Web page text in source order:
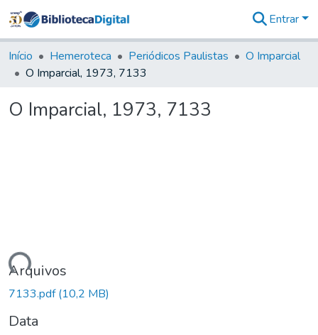
&
Coleções
Tudo na
Digital
Entrar
Início Hemeroteca Periódicos Paulistas
O Imparcial
O Imparcial, 1973, 7133
O Imparcial, 1973, 7133
Arquivos
7133.pdf(10,2 MB)
Data